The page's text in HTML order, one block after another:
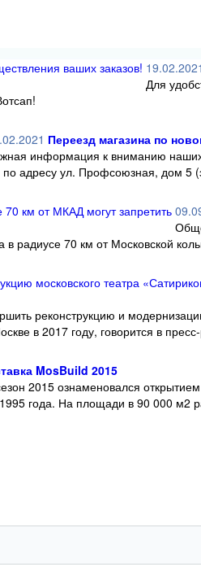
19.02.2021
Для
Переезд магазина по
информация к вниманию
по адресу ул. Профсоюзная, дом
в радиусе 70 км от Московской
реконструкцию и
в 2017 году, говорится в
MosBuild 2015
2015 ознаменовался
года. На площади в 90 000 м2